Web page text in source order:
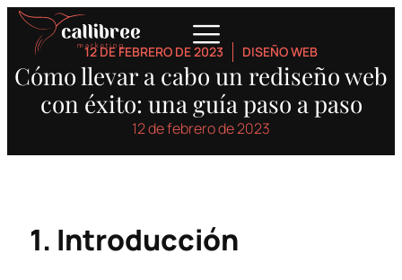
12 DE FEBRERO DE 2023 DISEÑO WEB
Cómo llevar a cabo un rediseño web
con éxito: una guía paso a paso
12 de febrero de 2023
1. Introducción